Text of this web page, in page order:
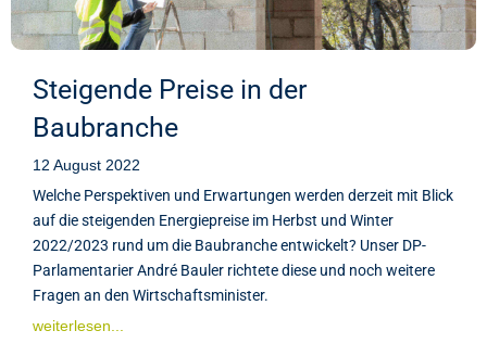
Steigende Preise in der
Baubranche
12 August 2022
Welche Perspektiven und Erwartungen werden derzeit mit Blick
auf die steigenden Energiepreise im Herbst und Winter
2022/2023 rund um die Baubranche entwickelt? Unser DP-
Parlamentarier André Bauler richtete diese und noch weitere
Fragen an den Wirtschaftsminister.
weiterlesen...